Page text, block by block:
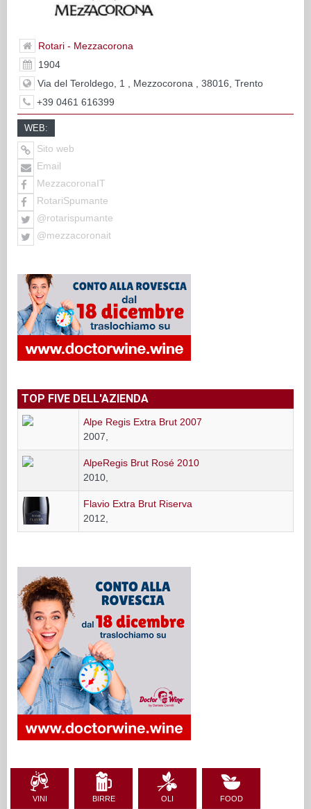
Rotari - Mezzacorona
1904
Via del Teroldego, 1 , Mezzocorona , 38016, Trento
+39 0461 616399
WEB:
Sito web
Email
MezzacoronaIT
RotariSpumante
@rotarispumante
@mezzacoronait
TOP FIVE DELL'AZIENDA
Alpe Regis Extra Brut 2007
2007,
AlpeRegis Brut Rosé 2010
2010,
Flavio Extra Brut Riserva
2012,
VINI BIRRE OLI FOOD